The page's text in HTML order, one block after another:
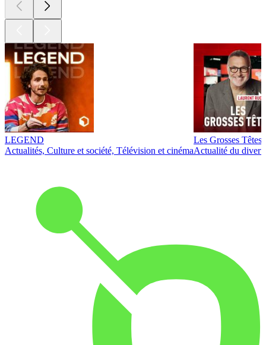
LEGEND
Actualités, Culture et société, Télévision et cinéma
Les Grosses Têtes
Actualité du